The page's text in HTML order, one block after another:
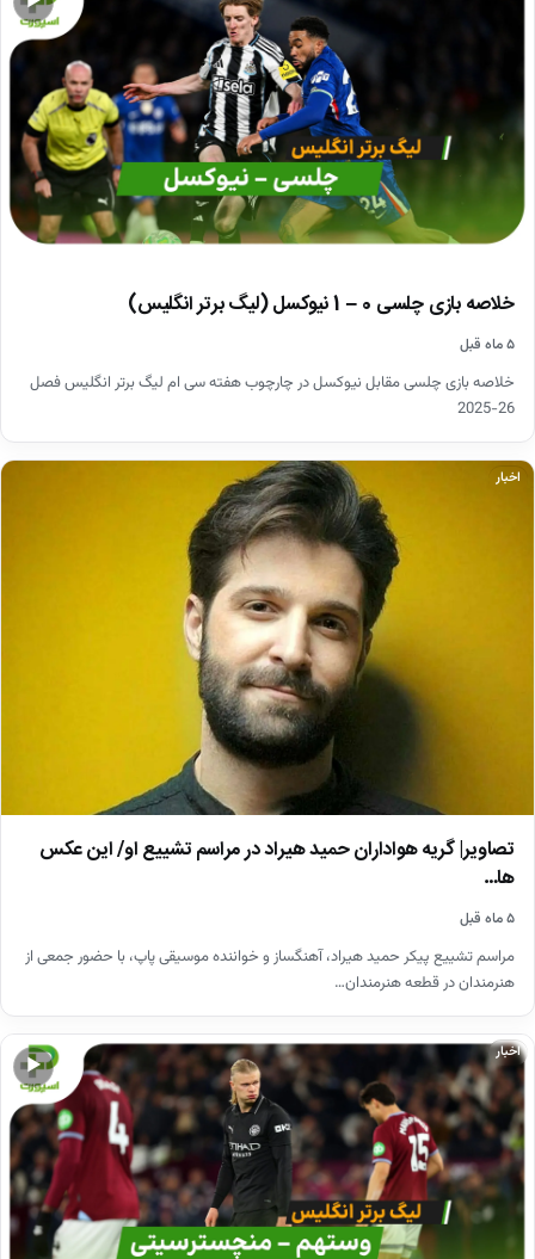
خلاصه بازی چلسی 0 – 1 نیوکسل (لیگ برتر انگلیس)
۵ ماه قبل
خلاصه بازی چلسی مقابل نیوکسل در چارچوب هفته سی ام لیگ برتر انگلیس فصل
26-2025
اخبار
تصاویر| گریه هواداران حمید هیراد در مراسم تشییع او/ این عکس
ها…
۵ ماه قبل
مراسم تشییع پیکر حمید هیراد، آهنگساز و خواننده موسیقی پاپ، با حضور جمعی از
هنرمندان در قطعه هنرمندان…
▶
اخبار